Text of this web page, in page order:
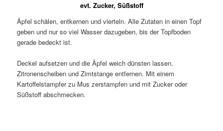
evt. Zucker, Süßstoff
Äpfel schälen, entkernen und vierteln. Alle Zutaten in einen Topf
geben und nur so viel Wasser dazugeben, bis der Topfboden
gerade bedeckt ist.
Deckel aufsetzen und die Äpfel weich dünsten lassen.
Zitronenscheiben und Zimtstange entfernen. Mit einem
Kartoffelstampfer zu Mus zerstampfen und mit Zucker oder
Süßstoff abschmecken.